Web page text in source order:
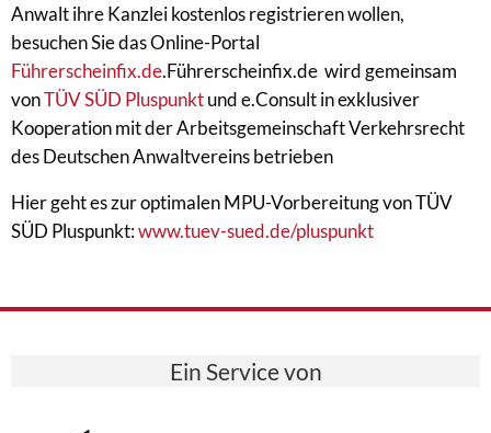
Anwalt ihre Kanzlei kostenlos registrieren wollen,
besuchen Sie das Online-Portal
Führerscheinfix.de.Führerscheinfix.de wird gemeinsam
vonTÜV SÜD Pluspunktund e.Consult in exklusiver
Kooperation mit der Arbeitsgemeinschaft Verkehrsrecht
des Deutschen Anwaltvereins betrieben
Hier geht es zur optimalen MPU-Vorbereitung von TÜV
SÜD Pluspunkt:www.tuev-sued.de/pluspunkt
Ein Service von